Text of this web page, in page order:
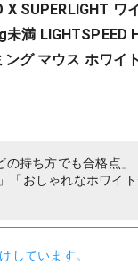
SUPERLIGHT ワ
満 LIGHTSPEED
ング マウス ホワイ
持ち方でも合格点
おしゃれなホワイ
しています。